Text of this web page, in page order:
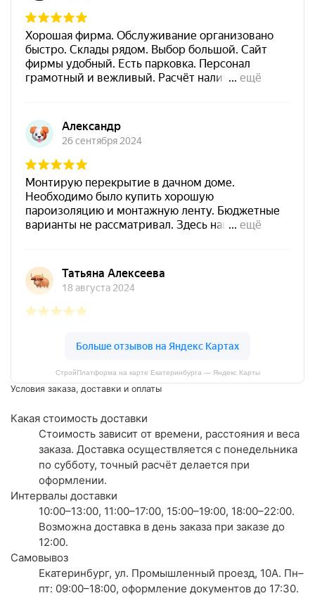
СтройПлатформа на карте Екатеринбурга — Яндекс Карты
Условия заказа, доставки и оплаты
Какая стоимость доставки
Стоимость зависит от времени, расстояния и веса
заказа. Доставка осуществляется с понедельника
по субботу, точный расчёт делается при
оформлении.
Интервалы доставки
10:00–13:00, 11:00–17:00, 15:00–19:00, 18:00–22:00.
Возможна доставка в день заказа при заказе до
12:00.
Самовывоз
Екатеринбург, ул. Промышленный проезд, 10А. Пн–
пт: 09:00–18:00, оформление документов до 17:30.